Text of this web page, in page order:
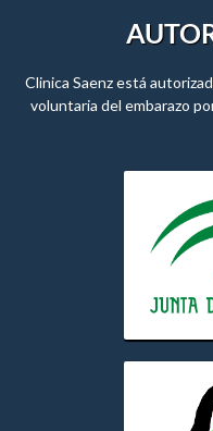
Clinica Saenz está
voluntaria del embarazo